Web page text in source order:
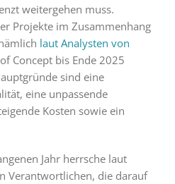
weitergehen muss.
Projekte im Zusammenhang
laut Analysten von
Concept bis Ende 2025
sind eine
eine unpassende
Kosten sowie ein
Jahr herrsche laut
Verantwortlichen, die darauf